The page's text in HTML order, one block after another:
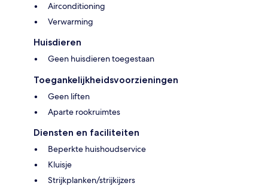
Airconditioning
Verwarming
Huisdieren
Geen huisdieren toegestaan
Toegankelijkheidsvoorzieningen
Geen liften
Aparte rookruimtes
Diensten en faciliteiten
Beperkte huishoudservice
Kluisje
Strijkplanken/strijkijzers